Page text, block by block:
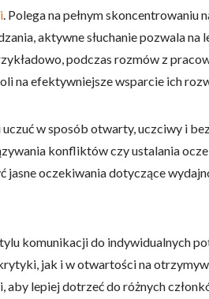
. Polega na pełnym skoncentrowaniu
aktywne słuchanie pozwala
podczas rozmów z
na efektywniejsze wsparcie ich
w sposób otwarty, uczciwy i
konfliktów czy ustalania
jasne oczekiwania dotyczące
komunikacji do indywidualnych
jak i w otwartości na
lepiej dotrzeć do różnych
i reklam, aby oferować funkcje
z innymi danymi otrzymanymi od
podstawowych funkcji witryny i witryna
danych umożliwiających
się użytkownik.